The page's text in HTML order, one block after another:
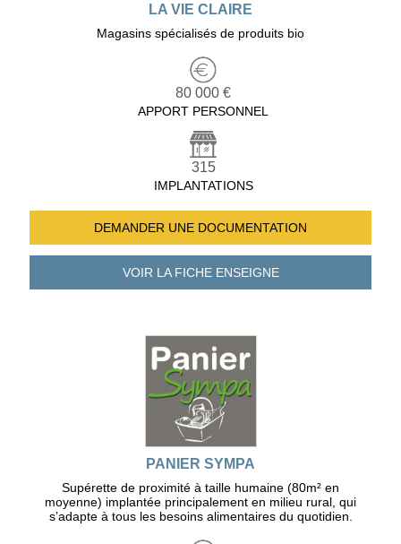
LA VIE CLAIRE
Magasins spécialisés de produits bio
80 000 €
APPORT PERSONNEL
315
IMPLANTATIONS
DEMANDER UNE DOCUMENTATION
VOIR LA FICHEENSEIGNE
PANIER SYMPA
Supérette de proximité à taille humaine (80m² en
moyenne) implantée principalement en milieu rural, qui
s’adapte à tous les besoins alimentaires du quotidien.